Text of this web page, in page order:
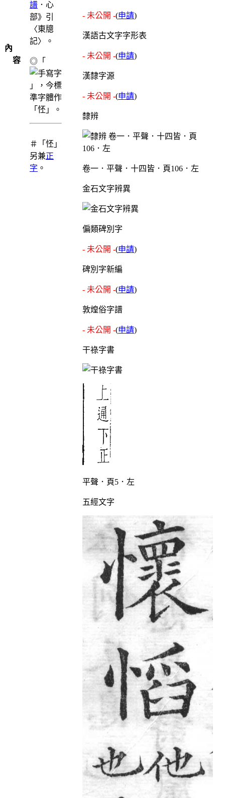
內
容
譜 ．心
部》引
〈東牕
記〉。
◎「
」，今標
準字體作
「怌」。
＃「怌」
另兼正
字 。
- 未公開 -(申請)
漢語古文字字形表
- 未公開 -(申請)
漢隸字源
- 未公開 -(申請)
隸辨
卷一．平聲．十四皆．頁106．左
金石文字辨異
偏類碑別字
- 未公開 -(申請)
碑別字新編
- 未公開 -(申請)
敦煌俗字譜
- 未公開 -(申請)
干祿字書
平聲．頁5．左
五經文字